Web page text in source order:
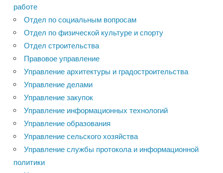
работе
Отдел по социальным вопросам
Отдел по физической культуре и спорту
Отдел строительства
Правовое управление
Управление архитектуры и градостроительства
Управление делами
Управление закупок
Управление информационных технологий
Управление образования
Управление сельского хозяйства
Управление службы протокола и информационной
политики